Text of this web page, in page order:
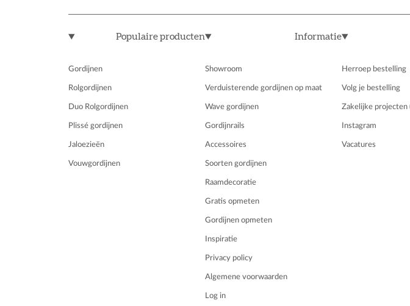
Populaire producten
Gordijnen
Rolgordijnen
Duo Rolgordijnen
Plissé gordijnen
Jaloezieën
Vouwgordijnen
Informatie
Showroom
Verduisterende gordijnen op maat
Wave gordijnen
Gordijnrails
Accessoires
Soorten gordijnen
Raamdecoratie
Gratis opmeten
Gordijnen opmeten
Inspiratie
Privacy policy
Algemene voorwaarden
Log in
Herroep bestelling
Volg je bestelling
Zakelijke projecten
Instagram
Vacatures